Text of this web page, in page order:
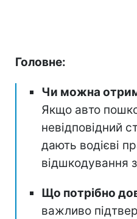
Головне:
Чи можна
Якщо авто
невідповідний
дають водієві
відшкодування
Що потрібно
важливо